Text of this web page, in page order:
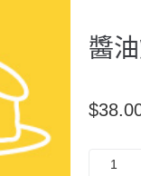
醬
$